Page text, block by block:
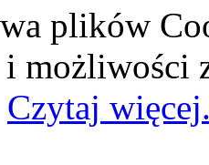
plików
możliwości
Czytaj